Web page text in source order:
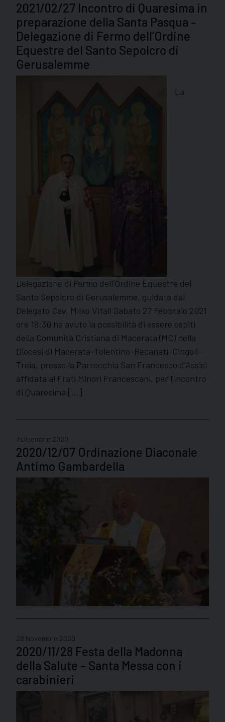
2021/02/27 Incontro di Quaresima in
preparazione della Santa Pasqua –
Delegazione di Fermo dell’Ordine
Equestre del Santo Sepolcro di
Gerusalemme
La
Delegazione di Fermo dell’Ordine Equestre del
Santo Sepolcro di Gerusalemme, guidata dal
Delegato Cav. Milko Vitali Sabato 27 Febbraio 2021
ore 18:30 ha avuto la possibilità di essere ospiti
della Comunità Cristiana di Macerata (MC) nella
Diocesi di Macerata-Tolentino-Recanati-Cingoli-
Treia, presso la Parrocchia San Francesco d’Assisi
affidata ai Frati Minori Francescani, per l’incontro
di Quaresima […]
7 Dicembre 2020
2020/12/07 Ordinazione Diaconale
Antimo Gambardella
28 Novembre 2020
2020/11/28 Festa della Madonna
della Salute – Santa Messa con i
carabinieri